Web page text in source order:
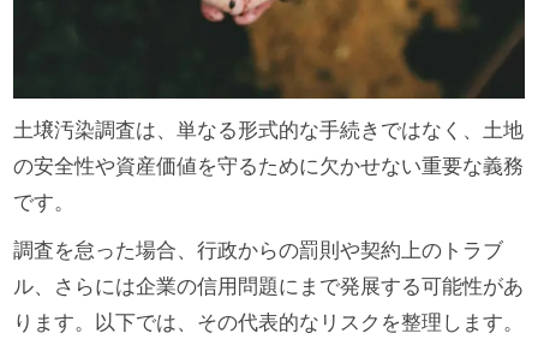
土壌汚染調査は、単なる形式的な手続きではなく、土地
の安全性や資産価値を守るために欠かせない重要な義務
です。
調査を怠った場合、行政からの罰則や契約上のトラブ
ル、さらには企業の信用問題にまで発展する可能性があ
ります。以下では、その代表的なリスクを整理します。